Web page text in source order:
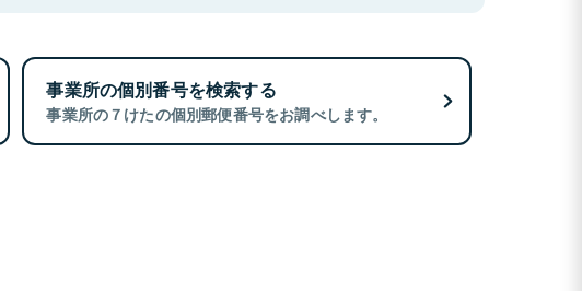
事業所の個別番号を検索する
事業所の７けたの個別郵便番号をお調べします。